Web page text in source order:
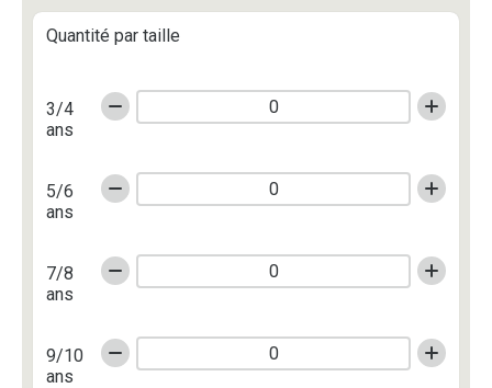
Quantité par taille
3/4
ans
5/6
ans
7/8
ans
9/10
ans